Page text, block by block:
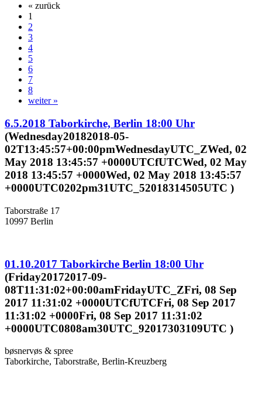
« zurück
1
2
3
4
5
6
7
8
weiter »
6.5.2018 Taborkirche, Berlin 18:00 Uhr
(Wednesday20182018-05-
02T13:45:57+00:00pmWednesdayUTC_ZWed, 02
May 2018 13:45:57 +0000UTCfUTCWed, 02 May
2018 13:45:57 +0000Wed, 02 May 2018 13:45:57
+0000UTC0202pm31UTC_52018314505UTC )
Taborstraße 17
10997 Berlin
01.10.2017 Taborkirche Berlin 18:00 Uhr
(Friday20172017-09-
08T11:31:02+00:00amFridayUTC_ZFri, 08 Sep
2017 11:31:02 +0000UTCfUTCFri, 08 Sep 2017
11:31:02 +0000Fri, 08 Sep 2017 11:31:02
+0000UTC0808am30UTC_92017303109UTC )
bøsnervøs & spree
Taborkirche, Taborstraße, Berlin-Kreuzberg